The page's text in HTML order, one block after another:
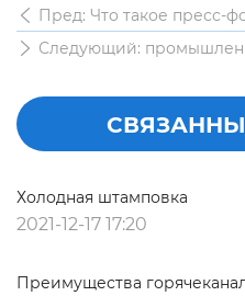
Пред: Что такое пресс-
Следующий:
Холодная штамповка
2021-12-17 17:20
Преимущества